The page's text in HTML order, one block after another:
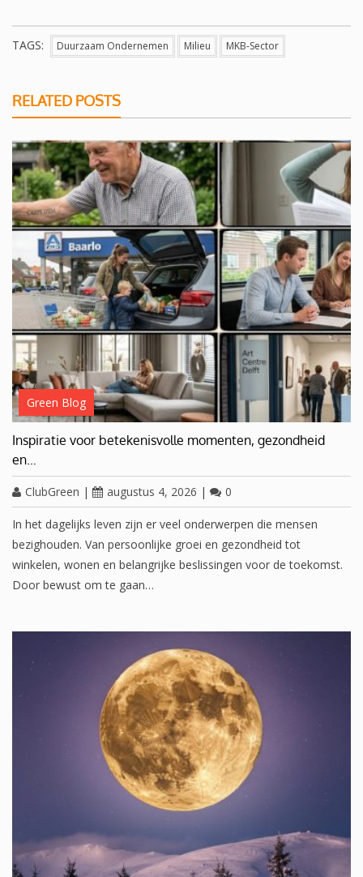
TAGS: Duurzaam Ondernemen Milieu MKB-Sector
RELATED POSTS
Green Blog
Inspiratie voor betekenisvolle momenten, gezondheid
en…
ClubGreen | augustus 4, 2026 | 0
In het dagelijks leven zijn er veel onderwerpen die mensen
bezighouden. Van persoonlijke groei en gezondheid tot
winkelen, wonen en belangrijke beslissingen voor de toekomst.
Door bewust om te gaan…